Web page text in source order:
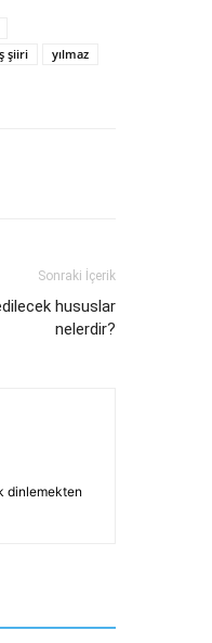
şiiri
yılmaz
Sonraki İçerik
hususlar
nelerdir?
dinlemekten